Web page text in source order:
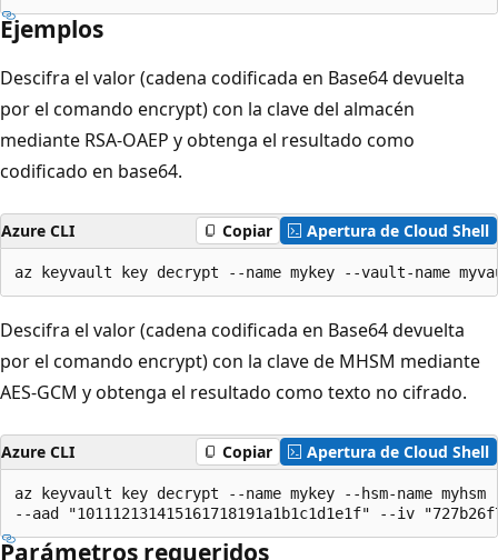
Ejemplos
Descifra el valor (cadena codificada en Base64 devuelta
por el comando encrypt) con la clave del almacén
mediante RSA-OAEP y obtenga el resultado como
codificado en base64.
Azure CLI Copiar Apertura de Cloud Shell
az keyvault key decrypt --name mykey --vault-name myvault --
Descifra el valor (cadena codificada en Base64 devuelta
por el comando encrypt) con la clave de MHSM mediante
AES-GCM y obtenga el resultado como texto no cifrado.
Azure CLI Copiar Apertura de Cloud Shell
az keyvault key decrypt --name mykey --hsm-name
--aad "101112131415161718191a1b1c1d1e1f" --iv
Parámetros requeridos